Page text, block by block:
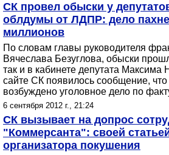
СК провел обыски у
облдумы от ЛДПР: дело
миллионов
По словам главы руководителя
Вячеслава Безуглова, обыски
так и в кабинете депутата
сайте СК появилось сообщение,
возбуждено уголовное дело по
6 сентября 2012 г., 21:24
СК вызывает на допрос
"Коммерсанта": своей
организатора покушения